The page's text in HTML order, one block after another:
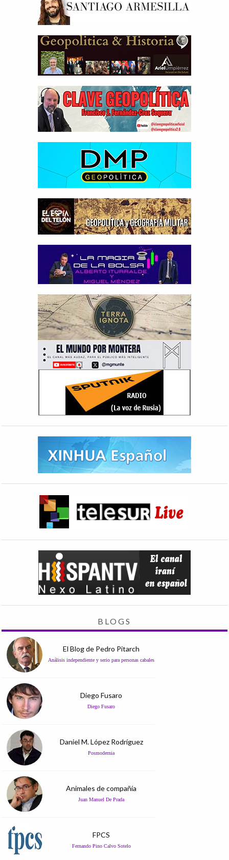
BLOGS
El Blog de Pedro Pitarch
Análisis independiente y serio para personas cabales
Diego Fusaro
Diego Fusaro
Daniel M. López Rodríguez
Posmodernia
Animales de compañía
Juan Manuel De Prada
FPCS
Fernando Pino Calvo Sotelo